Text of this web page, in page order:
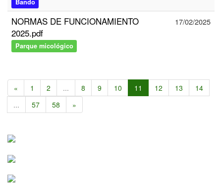
Bando
NORMAS DE FUNCIONAMIENTO
2025.pdf
Parque micológico
17/02/2025
« 1 2 ... 8 9 10 11 12 13
14
...
57 58 »